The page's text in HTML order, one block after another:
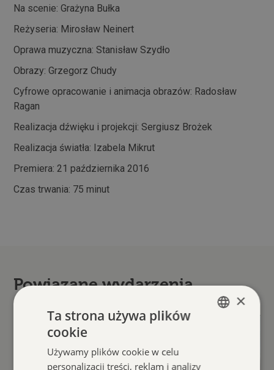
Na scenie: Grażyna Bułka
Reżyseria: Mirosław Neinert
Oprawa muzyczna: Stanisław Szydło
Obrazy: Grzegorz Chudy
Cyfrowe opracowanie i animacja obrazów: Radosław
Ragan
Realizacja dźwięku i projekcji: Sergiusz Brożek
Realizacja światła: Izabela Mikrut
Premiera: 21 października 2016
Czas trwania: 75 minut
Powiązane wydarzenia
×
Ta strona używa plików
cookie
Używamy plików cookie w celu
personalizacji treści, reklam i analizy